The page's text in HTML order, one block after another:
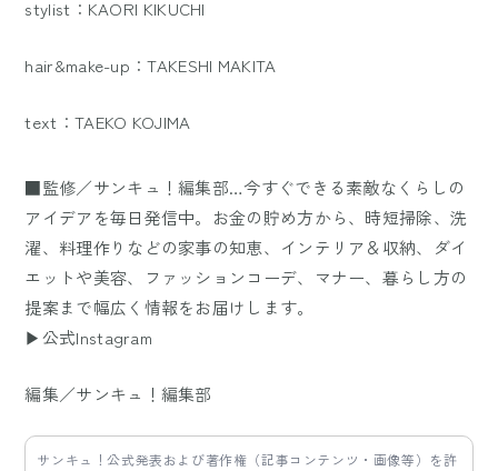
stylist：KAORI KIKUCHI
hair&make-up：TAKESHI MAKITA
text：TAEKO KOJIMA
■監修／サンキュ！編集部…今すぐできる素敵なくらしの
アイデアを毎日発信中。お金の貯め方から、時短掃除、洗
濯、料理作りなどの家事の知恵、インテリア＆収納、ダイ
エットや美容、ファッションコーデ、マナー、暮らし方の
提案まで幅広く情報をお届けします。
▶公式Instagram
編集／サンキュ！編集部
サンキュ！公式発表および著作権（記事コンテンツ・画像等）を許